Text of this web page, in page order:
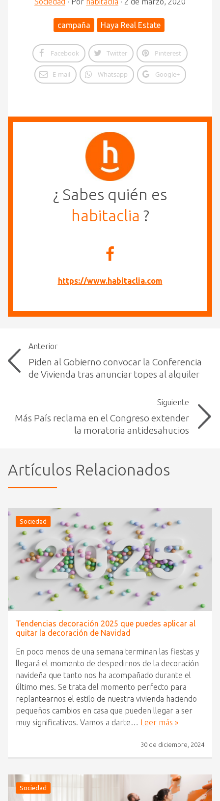
campaña Haya Real Estate
Facebook Twitter Pinterest
E-mail Whatsapp Google+
¿ Sabes quién es
habitaclia ?
https://www.habitaclia.com
Anterior
Piden al Gobierno convocar la Conferencia
de Vivienda tras anunciar topes al alquiler
Siguiente
Más País reclama en el Congreso extender
la moratoria antidesahucios
Artículos Relacionados
Sociedad
Tendencias decoración 2025 que puedes aplicar al
quitar la decoración de Navidad
En poco menos de una semana terminan las fiestas y
llegará el momento de despedirnos de la decoración
navideña que tanto nos ha acompañado durante el
último mes. Se trata del momento perfecto para
replantearnos el estilo de nuestra vivienda haciendo
pequeños cambios en casa que pueden llegar a ser
muy significativos. Vamos a darte… Leer más »
30 de diciembre, 2024
Sociedad